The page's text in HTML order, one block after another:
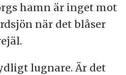
hamn är inget mot
när det blåser
lugnare. Är det